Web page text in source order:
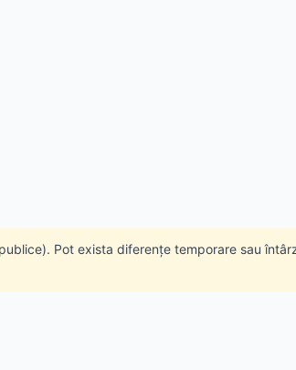
Pot exista diferențe temporare sau